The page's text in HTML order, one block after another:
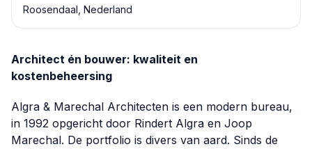
Roosendaal, Nederland
Architect én bouwer: kwaliteit en
kostenbeheersing
Algra & Marechal Architecten is een modern bureau,
in 1992 opgericht door Rindert Algra en Joop
Marechal. De portfolio is divers van aard. Sinds de